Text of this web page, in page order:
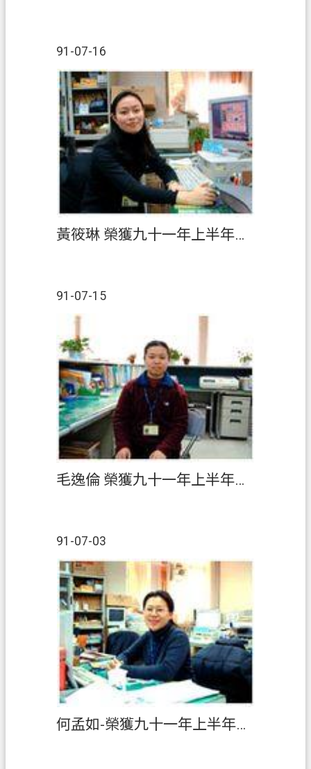
91-07-16
黃筱琳 榮獲九十一年上半年『績優人員』
91-07-15
毛逸倫 榮獲九十一年上半年『績優人員』
91-07-03
何孟如-榮獲九十一年上半年『績優人員』